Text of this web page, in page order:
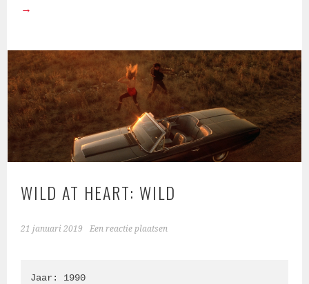
→
WILD AT HEART: WILD
21 januari 2019 Een reactie plaatsen
Jaar: 1990